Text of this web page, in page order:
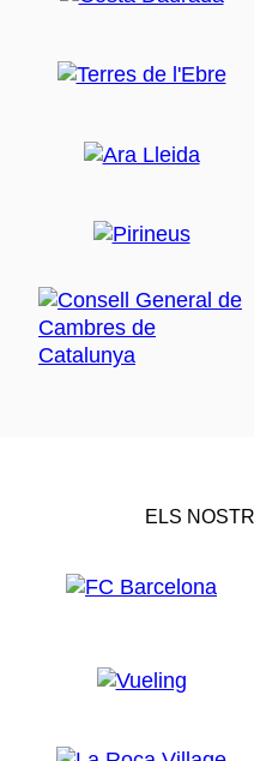
ELS